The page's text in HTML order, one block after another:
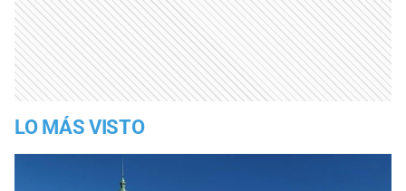
LO MÁS VISTO